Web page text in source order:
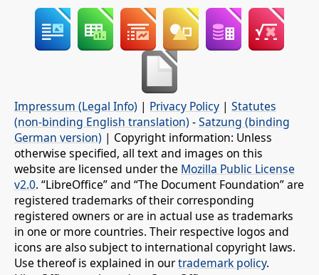
Impressum (Legal Info) | Privacy Policy | Statutes
(non-binding English translation) -Satzung (binding
German version) | Copyright information: Unless
otherwise specified, all text and images on this
website are licensed under the Mozilla Public License
v2.0. “LibreOffice” and “The Document Foundation” are
registered trademarks of their corresponding
registered owners or are in actual use as trademarks
in one or more countries. Their respective logos and
icons are also subject to international copyright laws.
Use thereof is explained in ourtrademark policy.